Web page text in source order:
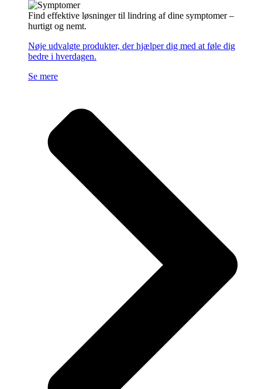
Find effektive løsninger til lindring af dine symptomer –
hurtigt og nemt.
Nøje udvalgte produkter, der hjælper dig med at føle dig
bedre i hverdagen.
Se mere